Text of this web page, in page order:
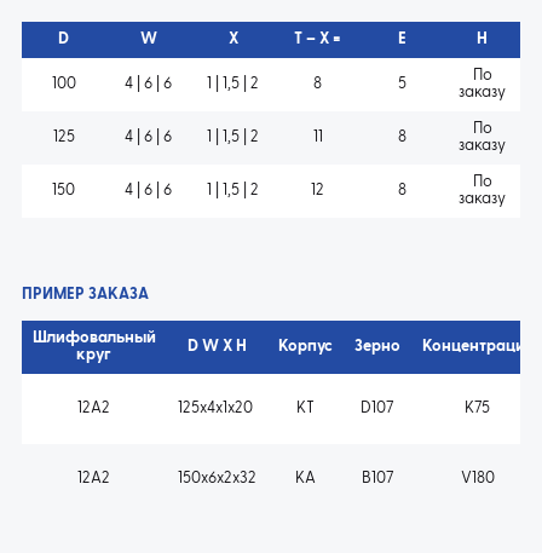
КОНТАКТ
D W X T – X = E H
100 4 | 6 | 6 1 | 1,5 | 2 8 5
По
заказу
125 4 | 6 | 6 1 | 1,5 | 2 8
По
заказу
150 4 | 6 | 6 1 | 1,5 | 2 12 8
По
заказу
ПРИМЕР ЗАКАЗА
Шлифовальный
круг
D W X H Корпус Зерно Концентрация
12A2 125x4x1x20 KT D107 K75
12A2 150x6x2x32 KA B107 V180